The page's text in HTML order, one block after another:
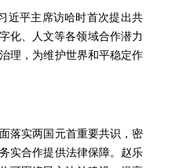
近平主席访哈时首次提出共
化、人文等各领域合作潜力
理，为维护世界和平稳定作
落实两国元首重要共识，密
实合作提供法律保障。赵乐